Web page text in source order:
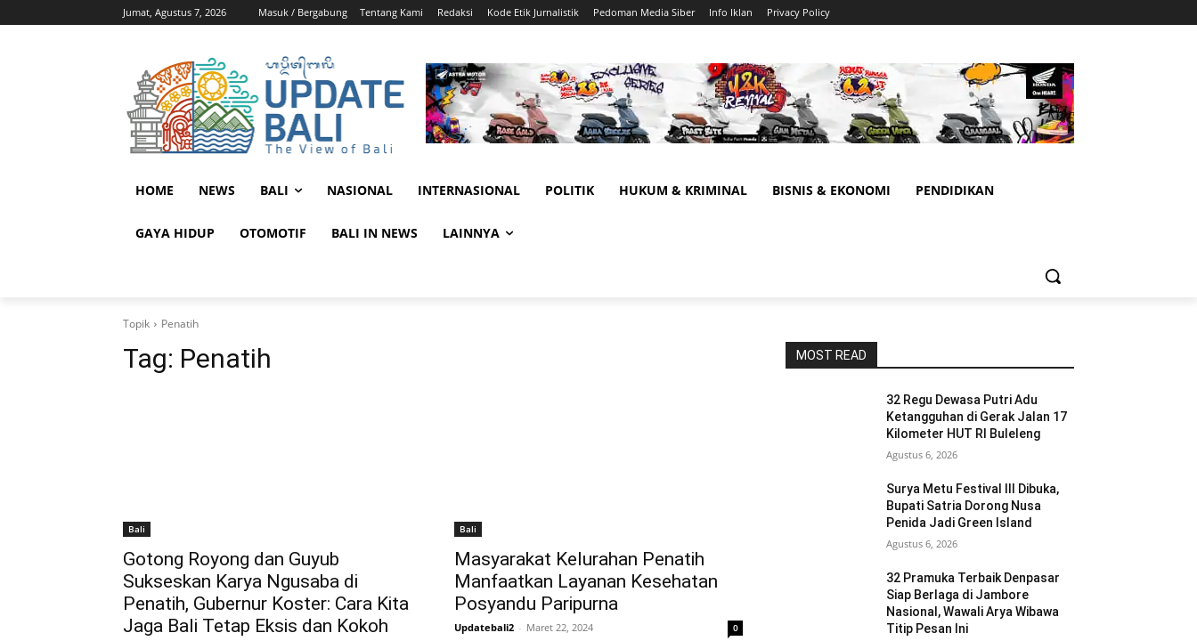
Jumat, Agustus 7, 2026 Masuk / Bergabung Tentang Kami Redaksi Kode Etik Jurnalistik Pedoman Media Siber Info Iklan Privacy Policy
HOME NEWS BALI NASIONAL INTERNASIONAL POLITIK HUKUM & KRIMINAL BISNIS & EKONOMI PENDIDIKAN
GAYA HIDUP OTOMOTIF BALI IN NEWS LAINNYA
Topik Penatih
Tag: Penatih
Bali
Gotong Royong dan Guyub
Sukseskan Karya Ngusaba di
Penatih, Gubernur Koster: Cara Kita
Jaga Bali Tetap Eksis dan Kokoh
Bali
Masyarakat Kelurahan Penatih
Manfaatkan Layanan Kesehatan
Posyandu Paripurna
Updatebali2 - Maret 22, 2024 0
MOST READ
32 Regu Dewasa Putri Adu
Ketangguhan di Gerak Jalan 17
Kilometer HUT RI Buleleng
Agustus 6, 2026
Surya Metu Festival III Dibuka,
Bupati Satria Dorong Nusa
Penida Jadi Green Island
Agustus 6, 2026
32 Pramuka Terbaik Denpasar
Siap Berlaga di Jambore
Nasional, Wawali Arya Wibawa
Titip Pesan Ini